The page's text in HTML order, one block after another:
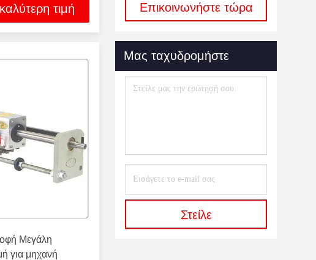
τιμή
Μεγάλη
για μηχανή
Χαλκού(11)
Επικοινωνήστε τώρα
Μας ταχυδρομήστε
Στείλε